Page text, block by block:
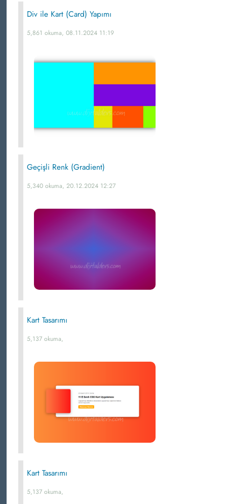
Div ile Kart (Card) Yapımı
5,861 okuma, 08.11.2024 11:19
Geçişli Renk (Gradient)
5,340 okuma, 20.12.2024 12:27
Kart Tasarımı
5,137 okuma,
Kart Tasarımı
5,137 okuma,